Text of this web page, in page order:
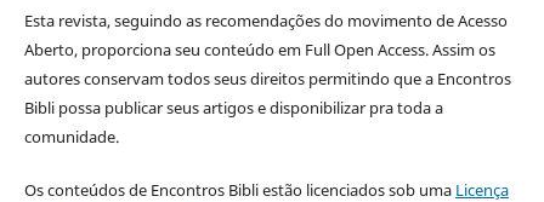
Esta revista, seguindo as recomendações do movimento de Acesso
Aberto, proporciona seu conteúdo em Full Open Access. Assim os
autores conservam todos seus direitos permitindo que a Encontros
Bibli possa publicar seus artigos e disponibilizar pra toda a
comunidade.
Os conteúdos de Encontros Bibli estão licenciados sob uma Licença